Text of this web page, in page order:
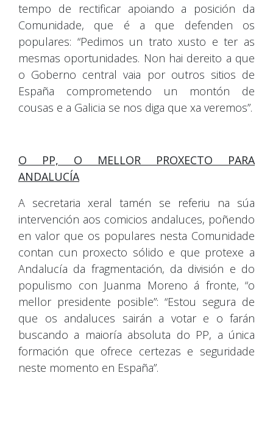
tempo de rectificar apoiando a posición da
Comunidade, que é a que defenden os
populares: “Pedimos un trato xusto e ter as
mesmas oportunidades. Non hai dereito a que
o Goberno central vaia por outros sitios de
España comprometendo un montón de
cousas e a Galicia se nos diga que xa veremos”.
O PP, O MELLOR PROXECTO PARA
ANDALUCÍA
A secretaria xeral tamén se referiu na súa
intervención aos comicios andaluces, poñendo
en valor que os populares nesta Comunidade
contan cun proxecto sólido e que protexe a
Andalucía da fragmentación, da división e do
populismo con Juanma Moreno á fronte, “o
mellor presidente posible”: “Estou segura de
que os andaluces sairán a votar e o farán
buscando a maioría absoluta do PP, a única
formación que ofrece certezas e seguridade
neste momento en España”.